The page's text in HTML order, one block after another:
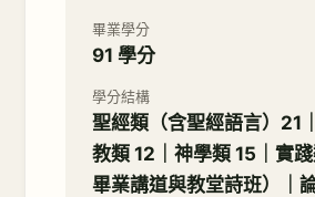
畢業學分
91 學分
學分結構
聖經類（含聖經語言）21
教類 12｜神學類 15｜實
畢業講道與教堂詩班）｜